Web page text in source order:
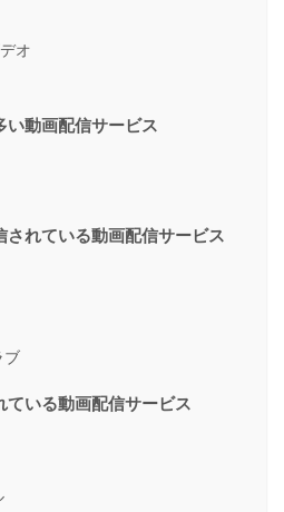
オ
い動画配信サービス
されている動画配信サービス
ブ
ている動画配信サービス